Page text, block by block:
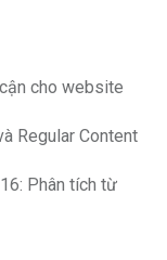
cho website
Regular Content
Phân tích từ